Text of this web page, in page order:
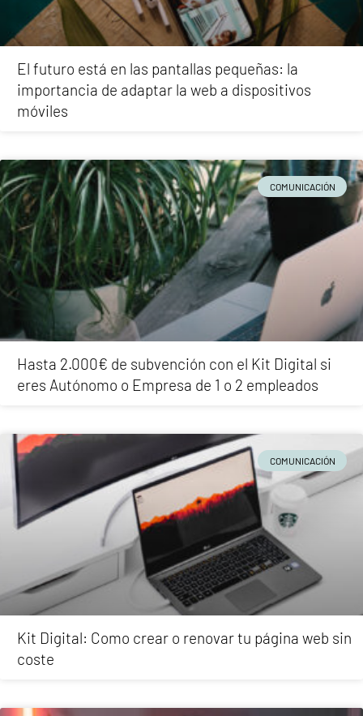
El futuro está en las pantallas pequeñas: la
importancia de adaptar la web a dispositivos
móviles
COMUNICACIÓN
Hasta 2.000€ de subvención con el Kit Digital si
eres Autónomo o Empresa de 1 o 2 empleados
COMUNICACIÓN
Kit Digital: Como crear o renovar tu página web sin
coste